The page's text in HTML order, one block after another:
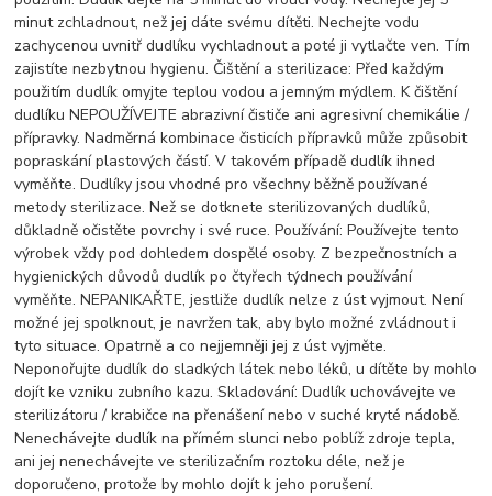
minut zchladnout, než jej dáte svému dítěti. Nechejte vodu
zachycenou uvnitř dudlíku vychladnout a poté ji vytlačte ven. Tím
zajistíte nezbytnou hygienu. Čištění a sterilizace: Před každým
použitím dudlík omyjte teplou vodou a jemným mýdlem. K čištění
dudlíku NEPOUŽÍVEJTE abrazivní čističe ani agresivní chemikálie /
přípravky. Nadměrná kombinace čisticích přípravků může způsobit
popraskání plastových částí. V takovém případě dudlík ihned
vyměňte. Dudlíky jsou vhodné pro všechny běžně používané
metody sterilizace. Než se dotknete sterilizovaných dudlíků,
důkladně očistěte povrchy i své ruce. Používání: Používejte tento
výrobek vždy pod dohledem dospělé osoby. Z bezpečnostních a
hygienických důvodů dudlík po čtyřech týdnech používání
vyměňte. NEPANIKAŘTE, jestliže dudlík nelze z úst vyjmout. Není
možné jej spolknout, je navržen tak, aby bylo možné zvládnout i
tyto situace. Opatrně a co nejjemněji jej z úst vyjměte.
Neponořujte dudlík do sladkých látek nebo léků, u dítěte by mohlo
dojít ke vzniku zubního kazu. Skladování: Dudlík uchovávejte ve
sterilizátoru / krabičce na přenášení nebo v suché kryté nádobě.
Nenechávejte dudlík na přímém slunci nebo poblíž zdroje tepla,
ani jej nenechávejte ve sterilizačním roztoku déle, než je
doporučeno, protože by mohlo dojít k jeho porušení.